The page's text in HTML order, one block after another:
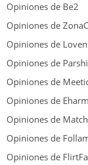
Opiniones de Be2
Opiniones de
Opiniones de
Opiniones de
Opiniones de
Opiniones de
Opiniones de Match
Opiniones de
Opiniones de